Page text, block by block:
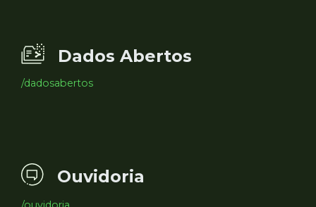
Dados Abertos
/dadosabertos
Ouvidoria